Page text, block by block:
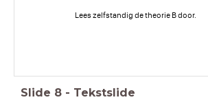
Lees zelfstandig de theorie B door.
Slide 8 - Tekstslide